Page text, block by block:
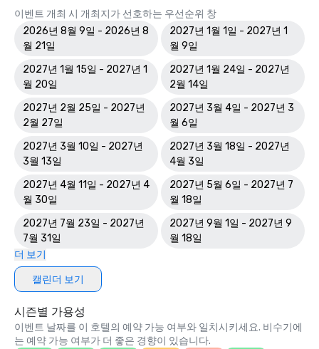
이벤트 개최 시 개최지가 선호하는 우선순위 창
2026년 8월 9일 - 2026년 8
월 21일
2027년 1월 1일 - 2027년 1
월 9일
2027년 1월 15일 - 2027년 1
월 20일
2027년 1월 24일 - 2027년
2월 14일
2027년 2월 25일 - 2027년
2월 27일
2027년 3월 4일 - 2027년 3
월 6일
2027년 3월 10일 - 2027년
3월 13일
2027년 3월 18일 - 2027년
4월 3일
2027년 4월 11일 - 2027년 4
월 30일
2027년 5월 6일 - 2027년 7
월 18일
2027년 7월 23일 - 2027년
7월 31일
2027년 9월 1일 - 2027년 9
월 18일
더 보기
캘린더 보기
시즌별 가용성
이벤트 날짜를 이 호텔의 예약 가능 여부와 일치시키세요. 비수기에
는 예약 가능 여부가 더 좋은 경향이 있습니다.